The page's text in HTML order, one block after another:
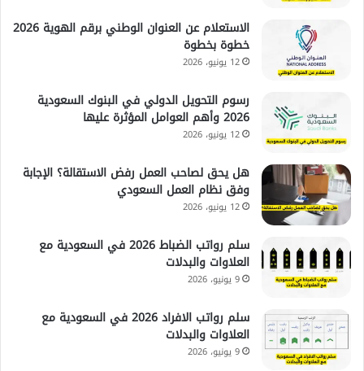
الاستعلام عن العنوان الوطني برقم الهوية 2026
خطوة بخطوة
12 يونيو، 2026
رسوم التحويل الدولي في البنوك السعودية
2026 وأهم العوامل المؤثرة عليها
12 يونيو، 2026
هل يحق لصاحب العمل رفض الاستقالة؟ الإجابة
وفق نظام العمل السعودي
12 يونيو، 2026
سلم رواتب الضباط 2026 في السعودية مع
العلاوات والبدلات
9 يونيو، 2026
سلم رواتب الافراد 2026 في السعودية مع
العلاوات والبدلات
9 يونيو، 2026